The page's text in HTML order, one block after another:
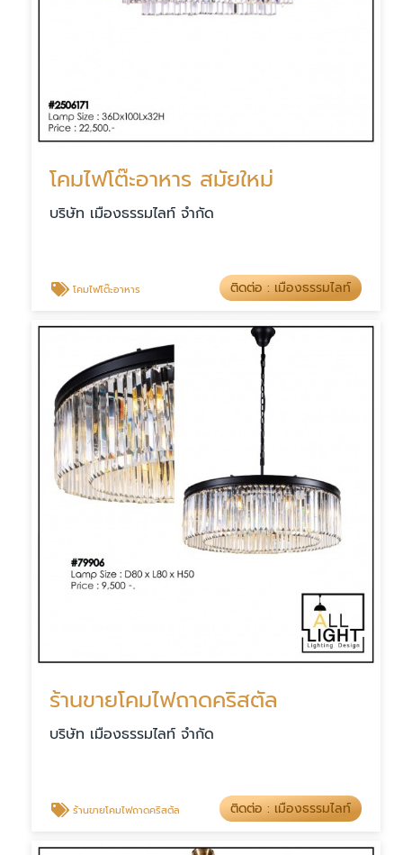
โคมไฟโต๊ะอาหาร สมัยใหม่
บริษัท เมืองธรรมไลท์ จำกัด
โคมไฟโต๊ะอาหาร ติดต่อ : เมืองธรรมไลท์
ร้านขายโคมไฟถาดคริสตัล
บริษัท เมืองธรรมไลท์ จำกัด
ร้านขายโคมไฟถาดคริสตัล ติดต่อ : เมืองธรรมไลท์